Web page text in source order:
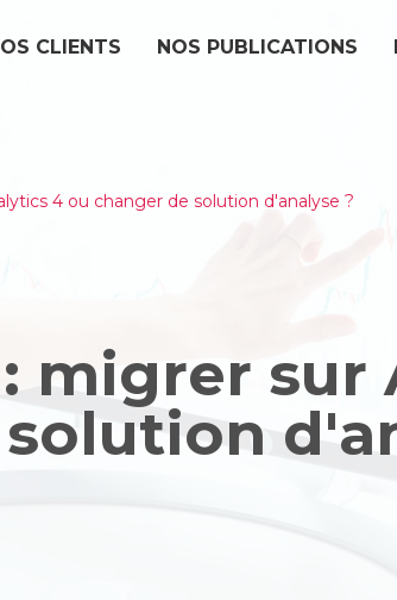
CLIENTS NOS PUBLICATIONS
4 ou changer de solution d'analyse ?
migrer sur